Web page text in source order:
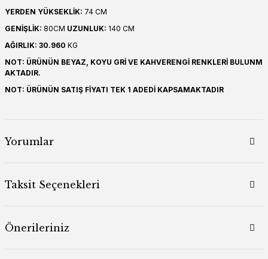
YERDEN YÜKSEKLİK: 74 CM
GENİŞLİK: 80CM UZUNLUK: 140 CM
AĞIRLIK: 30.960 KG
NOT: ÜRÜNÜN BEYAZ, KOYU GRİ VE KAHVERENGİ RENKLERİ BULUNM
AKTADIR.
NOT: ÜRÜNÜN SATIŞ FİYATI TEK 1 ADEDİ KAPSAMAKTADIR
Yorumlar
Taksit Seçenekleri
Önerileriniz